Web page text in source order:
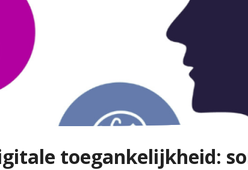
toegankelijkheid: